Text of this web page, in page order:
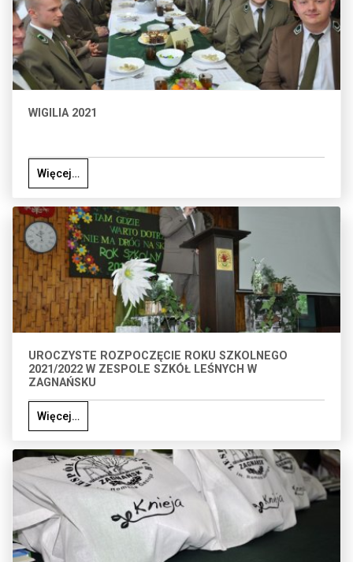
WIGILIA 2021
Więcej…
UROCZYSTE ROZPOCZĘCIE ROKU SZKOLNEGO
2021/2022 W ZESPOLE SZKÓŁ LEŚNYCH W
ZAGNAŃSKU
Więcej…